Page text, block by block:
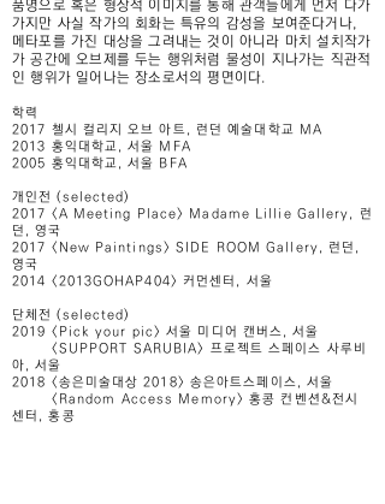
품명으로 혹은 형상적 이미지를 통해 관객들에게 먼저 다가
가지만 사실 작가의 회화는 특유의 감성을 보여준다거나,
메타포를 가진 대상을 그려내는 것이 아니라 마치 설치작가
가 공간에 오브제를 두는 행위처럼 물성이 지나가는 직관적
인 행위가 일어나는 장소로서의 평면이다.
학력
2017 첼시 컬리지 오브 아트, 런던 예술대학교 MA
2013 홍익대학교, 서울 MFA
2005 홍익대학교, 서울 BFA
개인전 (selected)
2017 <A Meeting Place> Madame Lillie Gallery, 런
던, 영국
2017 <New Paintings> SIDE ROOM Gallery, 런던,
영국
2014 <2013GOHAP404> 커먼센터, 서울
단체전 (selected)
2019 <Pick your pic> 서울 미디어 캔버스, 서울
<SUPPORT SARUBIA> 프로젝트 스페이스 사루비
아, 서울
2018 <송은미술대상 2018> 송은아트스페이스, 서울
<Random Access Memory> 홍콩 컨벤션&전시
센터, 홍콩